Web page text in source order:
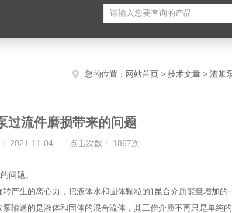
您的位置： 网站首页 > 技术文章 > 渣浆
过流件磨损带来的问题
： 2021-11-04 点击次数： 1867次
问题。
生的离心力，把液体水和固体颗粒的}昆合介质能量增加的
输送的是液体和固体的混合流体，其工作介质不再只是单纯